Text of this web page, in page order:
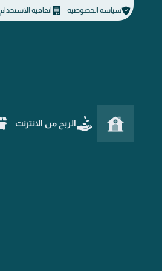
سياسة الخصوصية اتفاقية الاستخدام
الربح من الانترنت